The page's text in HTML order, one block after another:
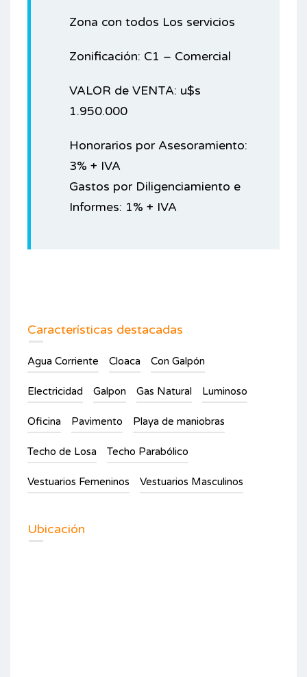
Zona con todos Los servicios
Zonificación: C1 – Comercial
VALOR de VENTA: u$s
1.950.000
Honorarios por Asesoramiento:
3% + IVA
Gastos por Diligenciamiento e
Informes: 1% + IVA
Características destacadas
Agua Corriente Cloaca Con Galpón
Electricidad Galpon Gas Natural Luminoso
Oficina Pavimento Playa de maniobras
Techo de Losa Techo Parabólico
Vestuarios Femeninos Vestuarios Masculinos
Ubicación